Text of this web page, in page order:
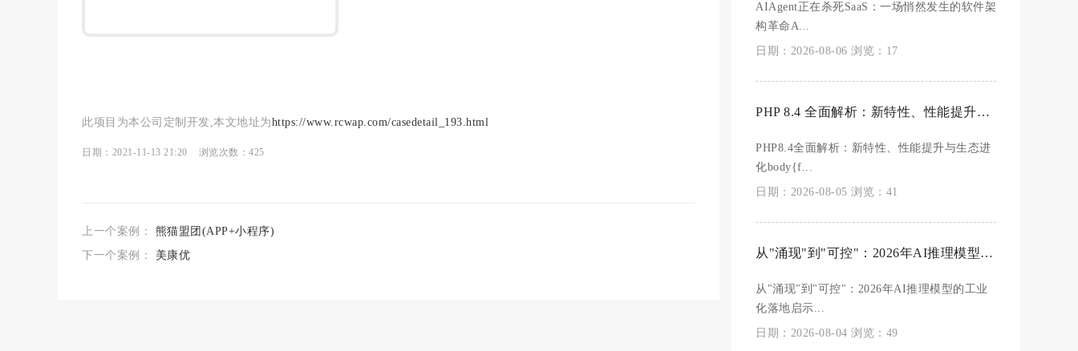
此项目为本公司定制开发,本文地址为https://www.rcwap.com/casedetail_193.html
日期：2021-11-13 21:20 浏览次数： 425
上一个案例： 熊猫盟团(APP+小程序)
下一个案例： 美康优
AIAgent正在杀死SaaS：一场悄然发生的软件架
构革命A...
日期：2026-08-06 浏览：17
PHP 8.4 全面解析：新特性、性能提升与生态进化
PHP8.4全面解析：新特性、性能提升与生态进
化body{f...
日期：2026-08-05 浏览：41
从"涌现"到"可控"：2026年AI推理模型的工业化落地启示录
从"涌现"到"可控"：2026年AI推理模型的工业
化落地启示...
日期：2026-08-04 浏览：49